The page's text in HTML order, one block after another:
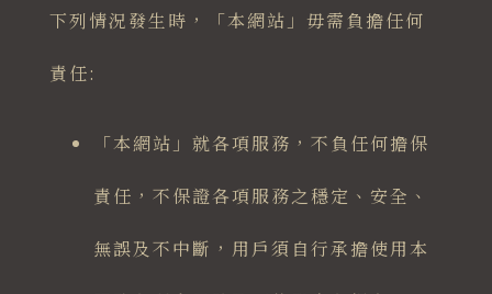
下列情況發生時，「本網站」毋需負擔任何
責任:
「本網站」就各項服務，不負任何擔保
責任，不保證各項服務之穩定、安全、
無誤及不中斷，用戶須自行承擔使用本